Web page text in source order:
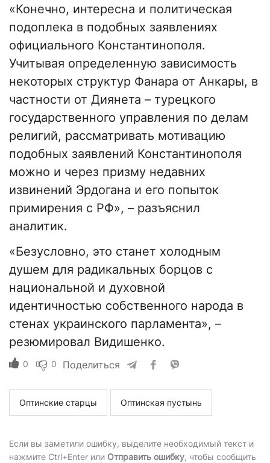
«Конечно, интересна и политическая
подоплека в подобных заявлениях
официального Константинополя.
Учитывая определенную зависимость
некоторых структур Фанара от Анкары, в
частности от Диянета – турецкого
государственного управления по делам
религий, рассматривать мотивацию
подобных заявлений Константинополя
можно и через призму недавних
извинений Эрдогана и его попыток
примирения с РФ», – разъяснил
аналитик.
«Безусловно, это станет холодным
душем для радикальных борцов с
национальной и духовной
идентичностью собственного народа в
стенах украинского парламента», –
резюмировал Видишенко.
0 0 Поделиться
Оптинские старцы Оптинская пустынь
Если вы заметили ошибку, выделите необходимый текст и
нажмите Ctrl+Enter или Отправить ошибку, чтобы сообщить